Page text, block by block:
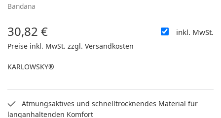
Bandana
Regulärer Preis:
30,82 € inkl. MwSt.
Preise inkl. MwSt. zzgl. Versandkosten
KARLOWSKY®
Atmungsaktives und schnelltrocknendes Material für
langanhaltenden Komfort